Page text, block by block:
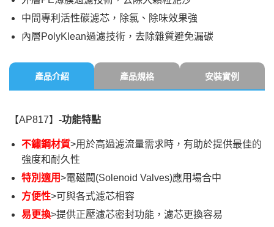
中間專利活性碳濾芯，除氯、除味效果強
內層PolyKlean過濾技術，去除雜質避免漏碳
產品介紹 產品規格 安裝實例
【AP817】 -功能特點
不鏽鋼材質>用於高過濾流量需求時，有助於提供最佳的
強度和耐久性
特別適用>電磁閥(Solenoid Valves)應用場合中
方便性>可與各式濾芯相容
易更換>提供正壓濾芯密封功能，濾芯更換容易